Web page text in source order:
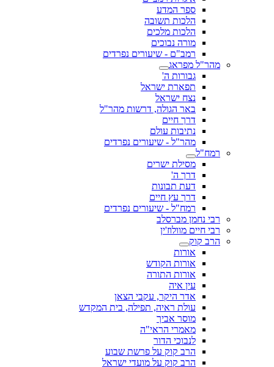
ספר המדע
הלכות תשובה
הלכות מלכים
מורה נבוכים
רמב"ם - שיעורים נפרדים
מהר"ל מפראג
גבורות ה'
תפארת ישראל
נצח ישראל
באר הגולה, דרשות מהר"ל
דרך חיים
נתיבות עולם
מהר"ל - שיעורים נפרדים
רמח"ל
מסילת ישרים
דרך ה'
דעת תבונות
דרך עץ חיים
רמח"ל - שיעורים נפרדים
רבי נחמן מברסלב
רבי חיים מוולוז'ין
הרב קוק
אורות
אורות הקודש
אורות התורה
עין איה
אדר היקר, עקבי הצאן
עולת ראיה, תפילה, בית המקדש
מוסר אביך
מאמרי הראי"ה
לנבוכי הדור
הרב קוק על פרשת שבוע
הרב קוק על מועדי ישראל